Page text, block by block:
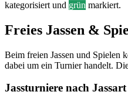
kategorisiert und grün markiert.
Freies Jassen &
Beim freien Jassen und Spielen
dabei um ein Turnier handelt.
Jassturniere nach Jassart